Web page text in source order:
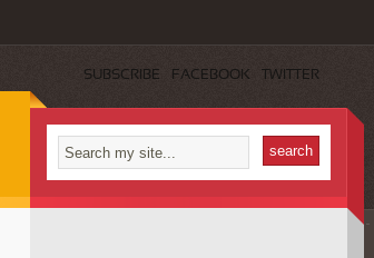
SUBSCRIBE FACEBOOK TWITTER